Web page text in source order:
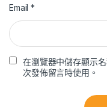
Email*
在瀏覽器中儲存顯示
次發佈留言時使用。